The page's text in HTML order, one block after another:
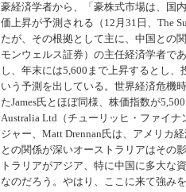
豪経済学者から、「豪株式市場は、国
価上昇が予測される（12月31日、The
たが、その根拠として主に、中国との
モンウェルス証券）の主任経済学者で
し、年末には5,600まで上昇するとし
いう予測を出している。世界経済危機
たJames氏とほぼ同様、株価指数が
Australia Ltd（チューリッヒ・ファイ
ジャー、Matt Drennan氏は、アメリカ
との関係が深いオーストラリアはその
トラリアがアジア、特に中国に多大な
なのだろう。やはり、ここに来て強み